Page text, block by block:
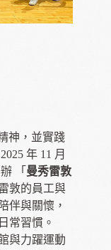
神，並實踐
年 11 月
「 曼秀雷敦
敦的員工與
伴與關懷，
常習慣。
與力躍運動